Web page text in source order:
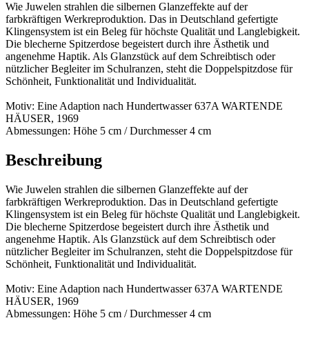
Wie Juwelen strahlen die silbernen Glanzeffekte auf der
farbkräftigen Werkreproduktion. Das in Deutschland gefertigte
Klingensystem ist ein Beleg für höchste Qualität und Langlebigkeit.
Die blecherne Spitzerdose begeistert durch ihre Ästhetik und
angenehme Haptik. Als Glanzstück auf dem Schreibtisch oder
nützlicher Begleiter im Schulranzen, steht die Doppelspitzdose für
Schönheit, Funktionalität und Individualität.
Motiv: Eine Adaption nach Hundertwasser 637A WARTENDE
HÄUSER, 1969
Abmessungen: Höhe 5 cm / Durchmesser 4 cm
Beschreibung
Wie Juwelen strahlen die silbernen Glanzeffekte auf der
farbkräftigen Werkreproduktion. Das in Deutschland gefertigte
Klingensystem ist ein Beleg für höchste Qualität und Langlebigkeit.
Die blecherne Spitzerdose begeistert durch ihre Ästhetik und
angenehme Haptik. Als Glanzstück auf dem Schreibtisch oder
nützlicher Begleiter im Schulranzen, steht die Doppelspitzdose für
Schönheit, Funktionalität und Individualität.
Motiv: Eine Adaption nach Hundertwasser 637A WARTENDE
HÄUSER, 1969
Abmessungen: Höhe 5 cm / Durchmesser 4 cm